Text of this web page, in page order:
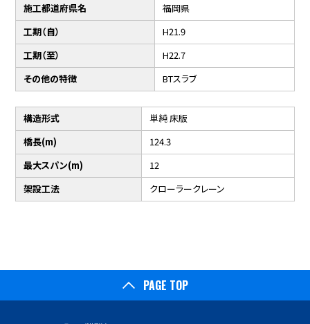
施工都道府県名
福岡県
工期（自）
H21.9
工期（至）
H22.7
その他の特徴
BTスラブ
構造形式
単純 床版
橋長(m)
124.3
最大スパン(m)
12
架設工法
クローラークレーン
PAGE TOP